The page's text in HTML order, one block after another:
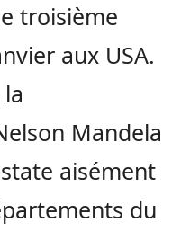
troisième
aux USA.
Mandela
aisément
du